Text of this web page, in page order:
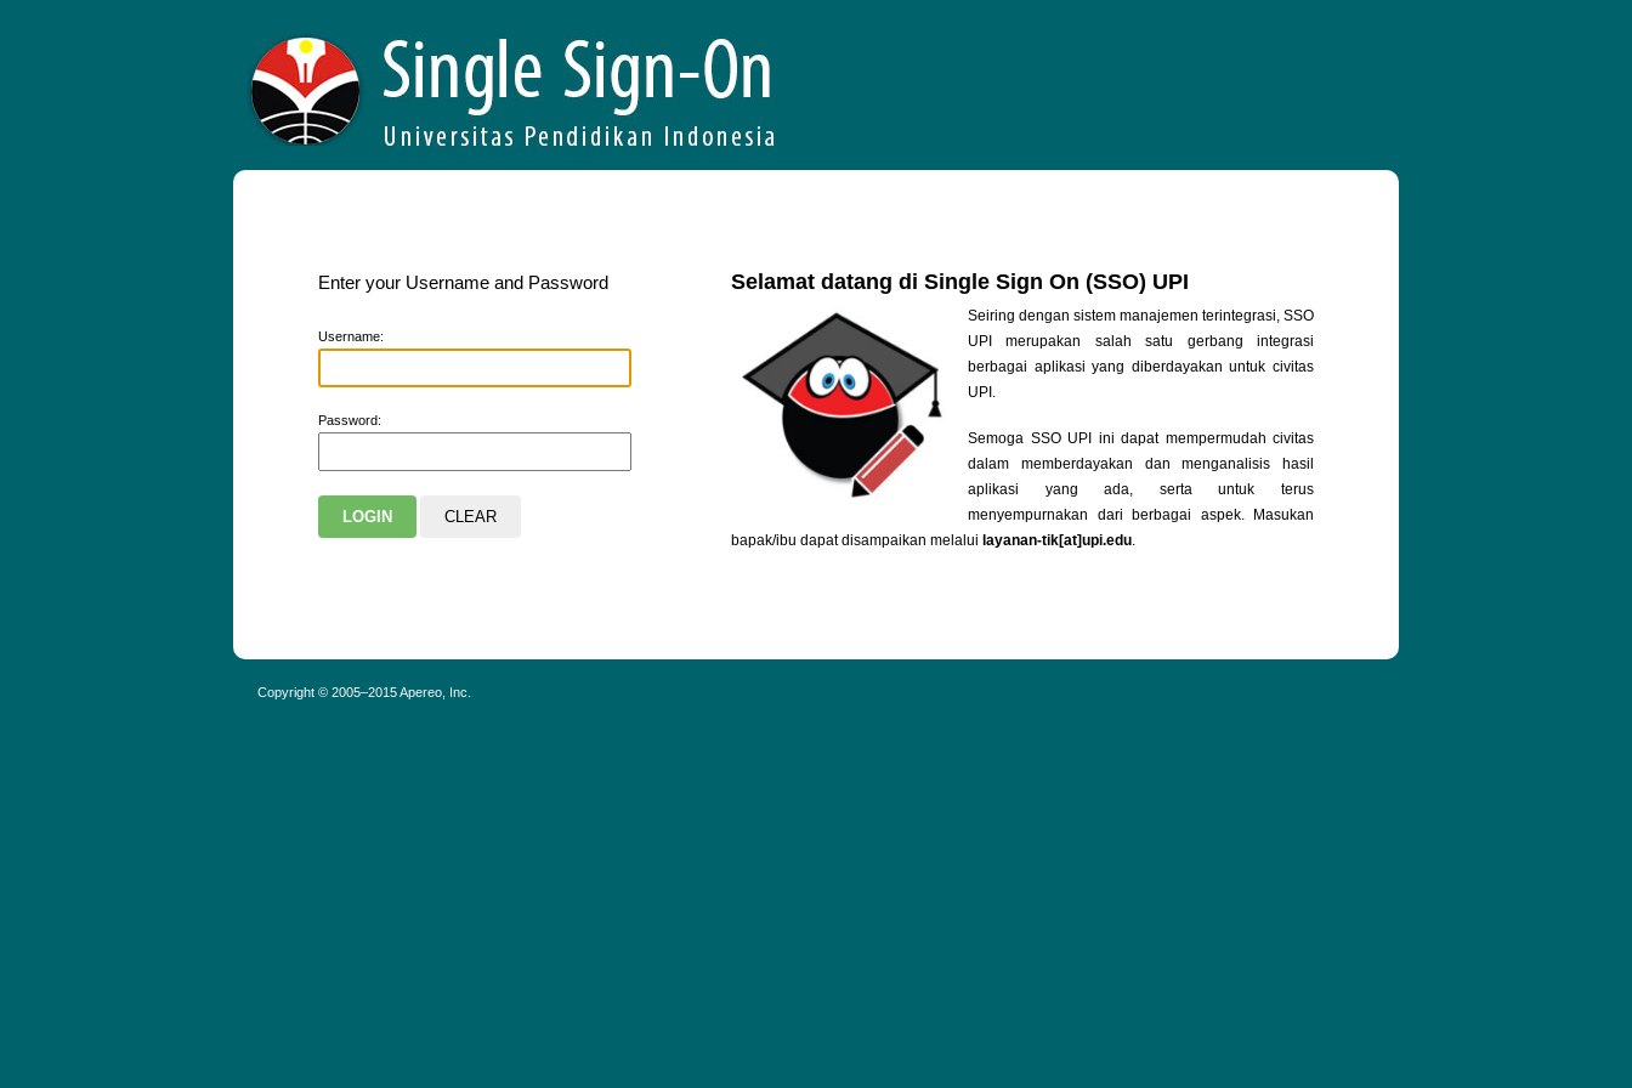
Enter your Username and Password
Username:
Password:
Selamat datang di Single Sign On (SSO) UPI
Seiring dengan sistem manajemen terintegrasi, SSO
UPI merupakan salah satu gerbang integrasi
berbagai aplikasi yang diberdayakan untuk civitas
UPI.
Semoga SSO UPI ini dapat mempermudah civitas
dalam memberdayakan dan menganalisis hasil
aplikasi yang ada, serta untuk terus
menyempurnakan dari berbagai aspek. Masukan
bapak/ibu dapat disampaikan melalui layanan-tik[at]upi.edu.
Copyright © 2005–2015 Apereo, Inc.